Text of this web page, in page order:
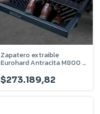
Zapatero extraible
Eurohard Antracita M800 -
$273.189,82